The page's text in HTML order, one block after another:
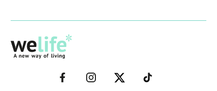
–
FACEBOOK–
–
INSTAGRAM–
–
TWITTER–
–
WELIFE–